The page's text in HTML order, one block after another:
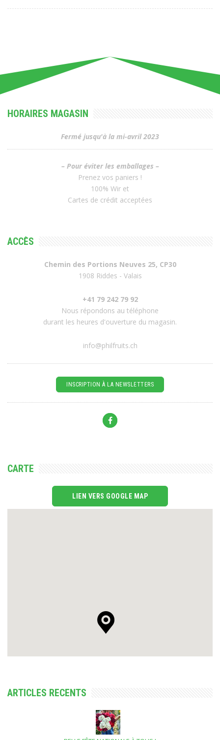
HORAIRES MAGASIN
Fermé jusqu'à la mi-avril 2023
– Pour éviter les emballages –
Prenez vos paniers !
100% Wir et
Cartes de crédit acceptées
ACCÈS
Chemin des Portions Neuves 25, CP30
1908 Riddes - Valais
+41 79 242 79 92
Nous répondons au téléphone
durant les heures d'ouverture du magasin.
info@philfruits.ch
INSCRIPTION À LA NEWSLETTERS
CARTE
LIEN VERS GOOGLE MAP
ARTICLES RECENTS